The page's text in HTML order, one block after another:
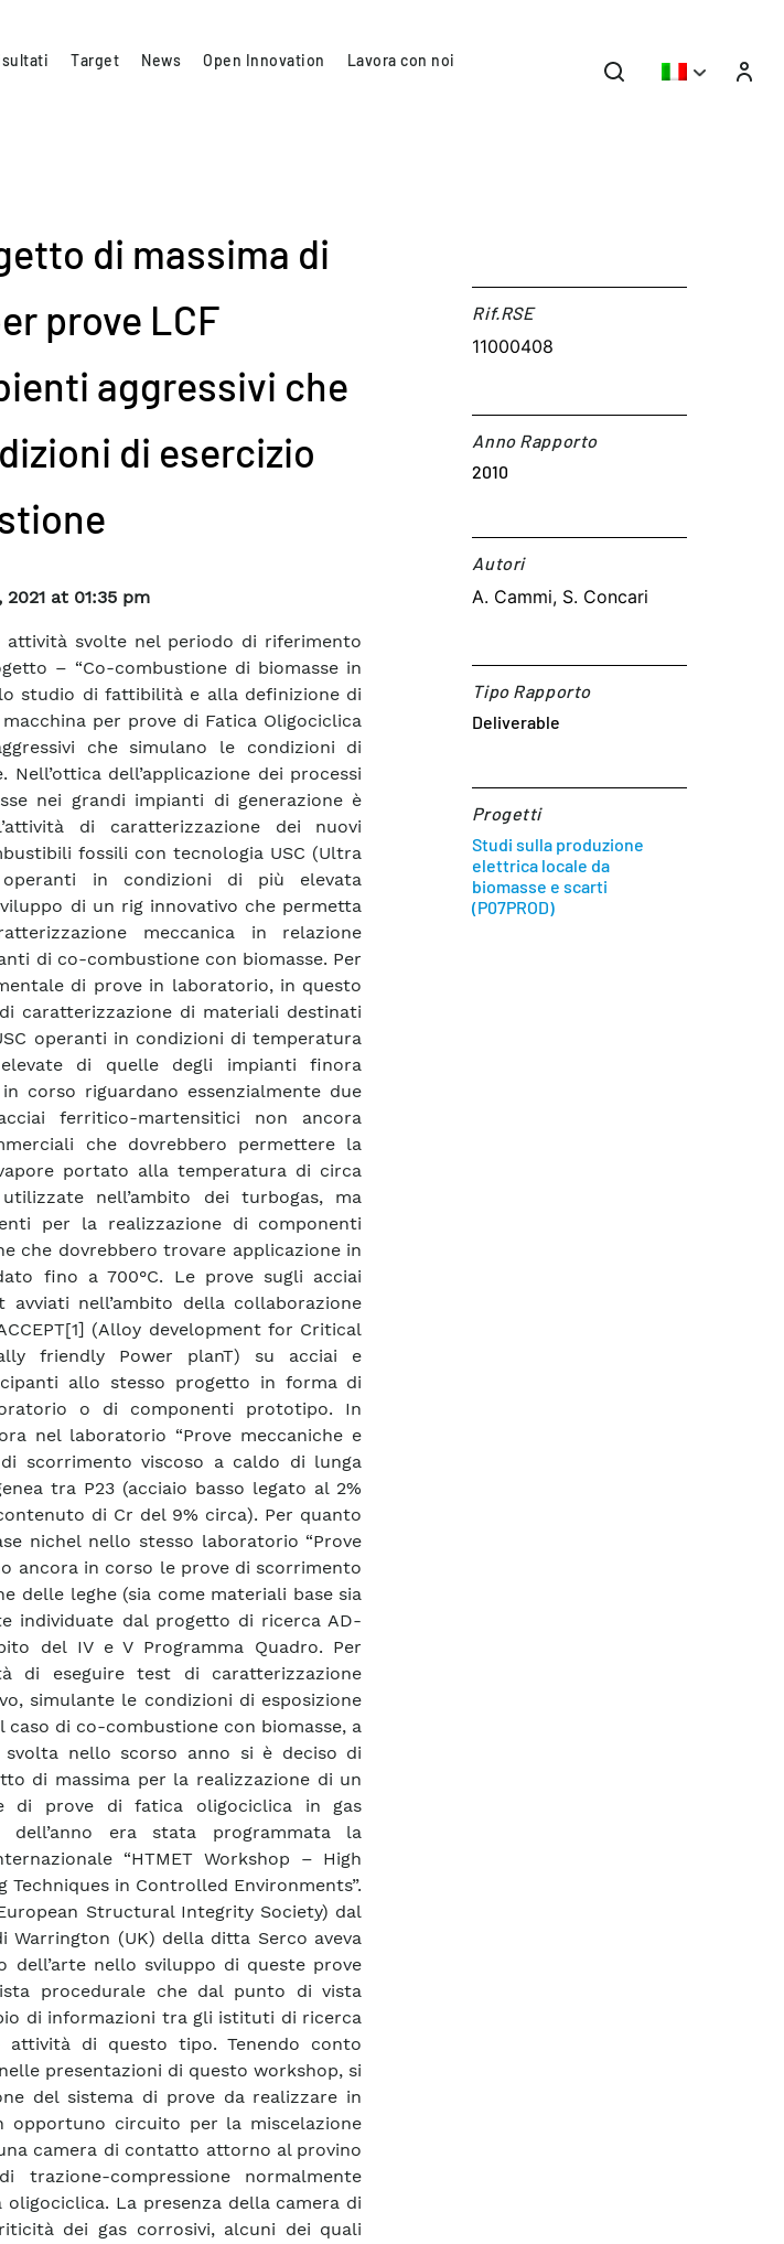
Target News Open Innovation Lavora con noi
di massima di
prove LCF
aggressivi che
di esercizio
at 01:35 pm
svolte nel periodo di riferimento
– “Co-combustione di biomasse in
studio di fattibilità e alla definizione di
per prove di Fatica Oligociclica
che simulano le condizioni di
dell’applicazione dei processi
nei grandi impianti di generazione è
di caratterizzazione dei nuovi
fossili con tecnologia USC (Ultra
in condizioni di più elevata
di un rig innovativo che permetta
meccanica in relazione
di co-combustione con biomasse. Per
di prove in laboratorio, in questo
caratterizzazione di materiali destinati
operanti in condizioni di temperatura
di quelle degli impianti finora
corso riguardano essenzialmente due
ferritico-martensitici non ancora
che dovrebbero permettere la
portato alla temperatura di circa
nell’ambito dei turbogas, ma
per la realizzazione di componenti
che dovrebbero trovare applicazione in
fino a 700°C. Le prove sugli acciai
nell’ambito della collaborazione
(Alloy development for Critical
friendly Power planT) su acciai e
allo stesso progetto in forma di
o di componenti prototipo. In
nel laboratorio “Prove meccaniche e
scorrimento viscoso a caldo di lunga
tra P23 (acciaio basso legato al 2%
di Cr del 9% circa). Per quanto
nichel nello stesso laboratorio “Prove
ancora in corso le prove di scorrimento
delle leghe (sia come materiali base sia
individuate dal progetto di ricerca AD-
del IV e V Programma Quadro. Per
di eseguire test di caratterizzazione
simulante le condizioni di esposizione
caso di co-combustione con biomasse, a
svolta nello scorso anno si è deciso di
di massima per la realizzazione di un
di prove di fatica oligociclica in gas
era stata programmata la
“HTMET Workshop – High
Techniques in Controlled Environments”.
Structural Integrity Society) dal
Warrington (UK) della ditta Serco aveva
nello sviluppo di queste prove
procedurale che dal punto di vista
di informazioni tra gli istituti di ricerca
attività di questo tipo. Tenendo conto
presentazioni di questo workshop, si
del sistema di prove da realizzare in
opportuno circuito per la miscelazione
camera di contatto attorno al provino
compressione normalmente
La presenza della camera di
dei gas corrosivi, alcuni dei quali
Rif.RSE​
11000408
Anno Rapporto
2010
Autori​
A. Cammi, S. Concari
Tipo Rapporto
Deliverable
Progetti
Studi sulla produzione
elettrica locale da
biomasse e scarti
(P07PROD)